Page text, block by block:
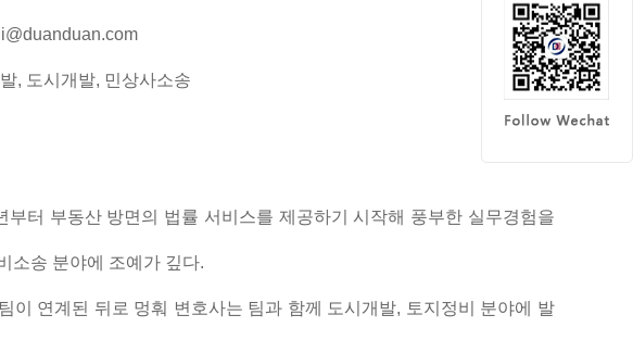
, 도시개발, 민상사소송
부터 부동산 방면의 법률 서비스를 제공하기 시작해 풍부한 실무경험을
소송 분야에 조예가 깊다.
이 연계된 뒤로 멍훠 변호사는 팀과 함께 도시개발, 토지정비 분야에 발